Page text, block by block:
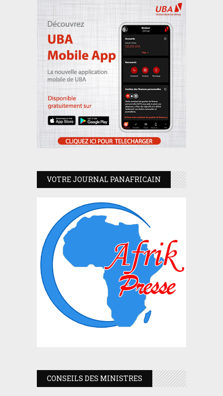
VOTRE JOURNAL PANAFRICAIN
CONSEILS DES MINISTRES